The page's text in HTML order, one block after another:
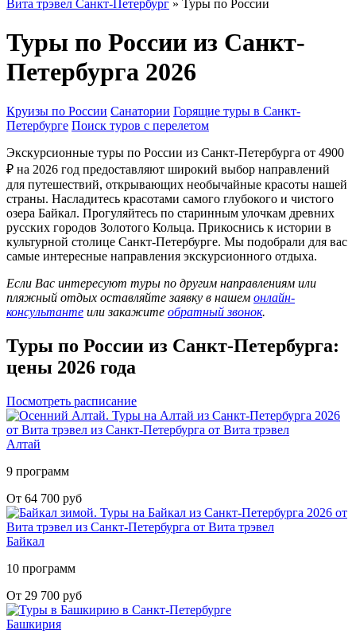
Вита трэвел Санкт-Петербург » Туры по России
Туры по России из Санкт-
Петербурга 2026
Круизы по России Санатории Горящие туры в Санкт-
Петербурге Поиск туров с перелетом
Экскурсионные туры по России из Санкт-Петербурга от 4900
₽ на 2026 год предоставляют широкий выбор направлений
для путешествий, открывающих необычайные красоты нашей
страны. Насладитесь красотами самого глубокого и чистого
озера Байкал. Прогуляйтесь по старинным улочкам древних
русских городов Золотого Кольца. Прикоснись к истории в
культурной столице Санкт-Петербурге. Мы подобрали для вас
самые интересные направления экскурсионного отдыха.
Если Вас интересуют туры по другим направлениям или
пляжный отдых оставляйте заявку в нашем онлайн-
консультанте или закажите обратный звонок.
Туры по России из Санкт-Петербурга:
цены 2026 года
Посмотреть расписание
Алтай
9 программ
От 64 700 руб
Байкал
10 программ
От 29 700 руб
Башкирия